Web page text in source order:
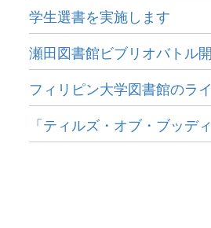
学生選書を実施します
瀬田図書館ビブリオバトル
フィリピン大学図書館のラ
「ティルズ・オブ・ブッデ